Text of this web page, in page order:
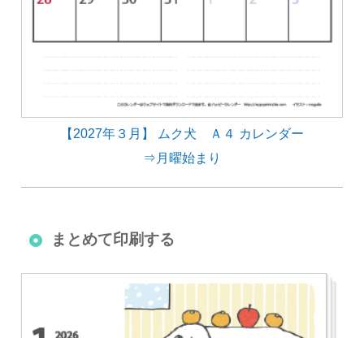
【2027年３月】 ムク犬 Ａ４ カレンダー
⇒月曜始まり
まとめて印刷する